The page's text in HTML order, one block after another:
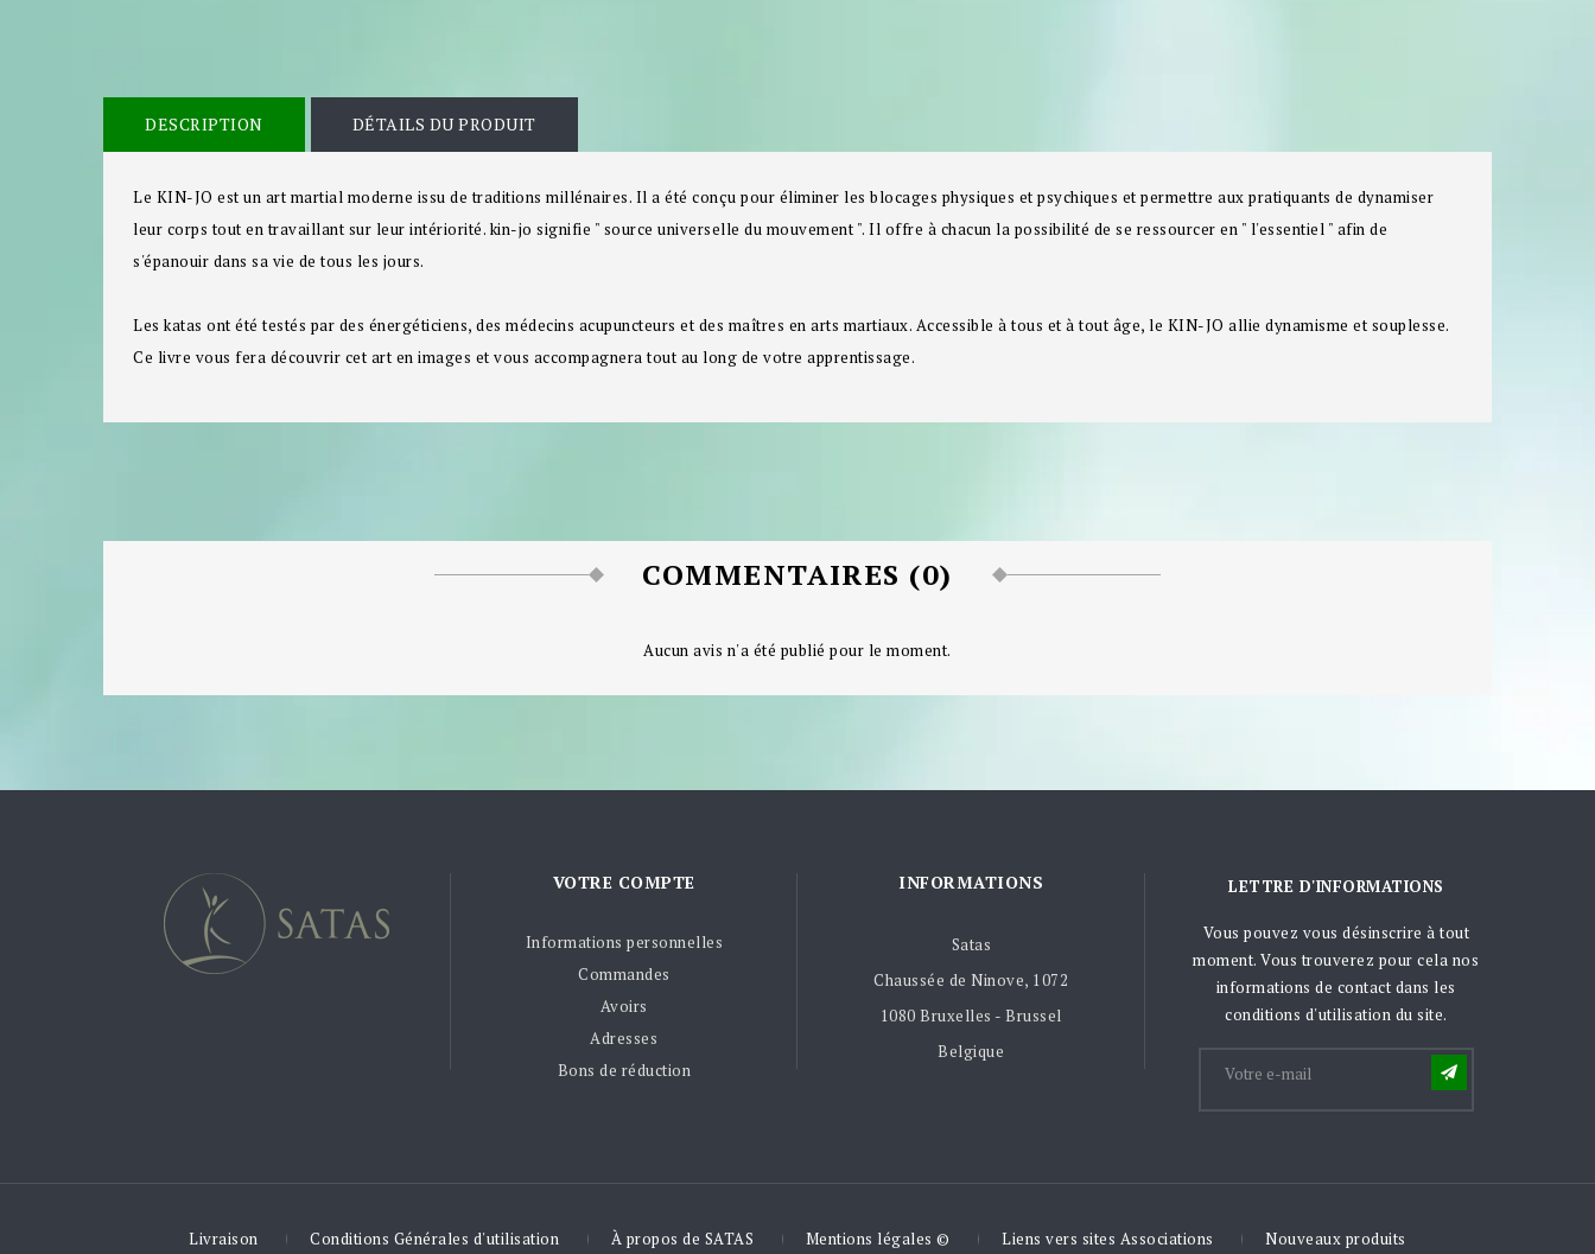
DESCRIPTION DÉTAILS DU PRODUIT
Le KIN-JO est un art martial moderne issu de traditions millénaires. Il a été conçu pour éliminer les blocages physiques et psychiques et permettre aux pratiquants de dynamiser
leur corps tout en travaillant sur leur intériorité. kin-jo signifie " source universelle du mouvement ". Il offre à chacun la possibilité de se ressourcer en " l'essentiel " afin de
s'épanouir dans sa vie de tous les jours.
Les katas ont été testés par des énergéticiens, des médecins acupuncteurs et des maîtres en arts martiaux. Accessible à tous et à tout âge, le KIN-JO allie dynamisme et souplesse.
Ce livre vous fera découvrir cet art en images et vous accompagnera tout au long de votre apprentissage.
COMMENTAIRES (0)
Aucun avis n'a été publié pour le moment.
VOTRE COMPTE
Informations personnelles
Commandes
Avoirs
Adresses
Bons de réduction
INFORMATIONS
Satas
Chaussée de Ninove, 1072
1080 Bruxelles - Brussel
Belgique
LETTRE D'INFORMATIONS
Vous pouvez vous désinscrire à tout
moment. Vous trouverez pour cela nos
informations de contact dans les
conditions d'utilisation du site.
Livraison Conditions Générales d'utilisation À propos de SATAS Mentions légales © Liens vers sites Associations Nouveaux produits